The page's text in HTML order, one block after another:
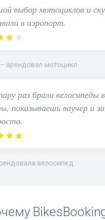
выбор мотоциклов и
в аэропорт.
арендовал мотоцикл
раз брали велосипеды
показываешь ваучер и
велосипед